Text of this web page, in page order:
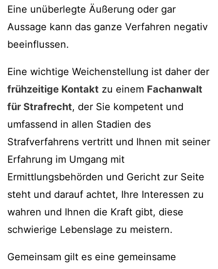
Eine unüberlegte Äußerung oder gar
Aussage kann das ganze Verfahren negativ
beeinflussen.
Eine wichtige Weichenstellung ist daher der
frühzeitige Kontakt zu einem Fachanwalt
für Strafrecht, der Sie kompetent und
umfassend in allen Stadien des
Strafverfahrens vertritt und Ihnen mit seiner
Erfahrung im Umgang mit
Ermittlungsbehörden und Gericht zur Seite
steht und darauf achtet, Ihre Interessen zu
wahren und Ihnen die Kraft gibt, diese
schwierige Lebenslage zu meistern.
Gemeinsam gilt es eine gemeinsame